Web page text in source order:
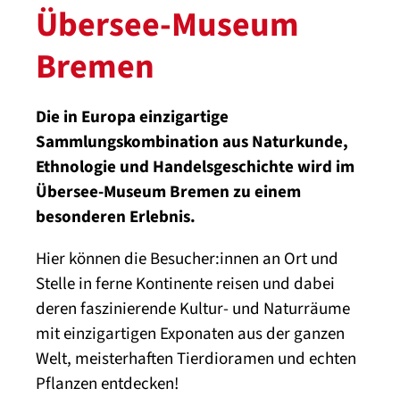
Übersee-Museum
Bremen
Die in Europa einzigartige
Sammlungskombination aus Naturkunde,
Ethnologie und Handelsgeschichte wird im
Übersee-Museum Bremen zu einem
besonderen Erlebnis.
Hier können die Besucher:innen an Ort und
Stelle in ferne Kontinente reisen und dabei
deren faszinierende Kultur- und Naturräume
mit einzigartigen Exponaten aus der ganzen
Welt, meisterhaften Tierdioramen und echten
Pflanzen entdecken!